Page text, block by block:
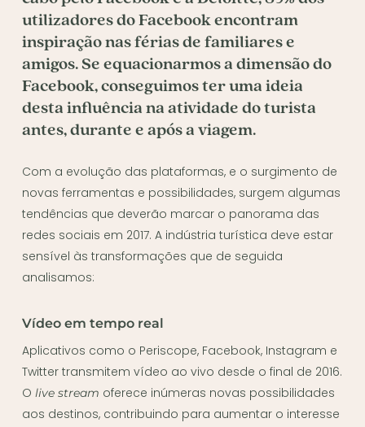
utilizadores do Facebook encontram
inspiração nas férias de familiares e
amigos. Se equacionarmos a dimensão do
Facebook, conseguimos ter uma ideia
desta influência na atividade do turista
antes, durante e após a viagem.
Com a evolução das plataformas, e o surgimento de
novas ferramentas e possibilidades, surgem algumas
tendências que deverão marcar o panorama das
redes sociais em 2017. A indústria turística deve estar
sensível às transformações que de seguida
analisamos:
Vídeo em tempo real
Aplicativos como o Periscope, Facebook, Instagram e
Twitter transmitem vídeo ao vivo desde o final de 2016.
O live stream oferece inúmeras novas possibilidades
aos destinos, contribuindo para aumentar o interesse